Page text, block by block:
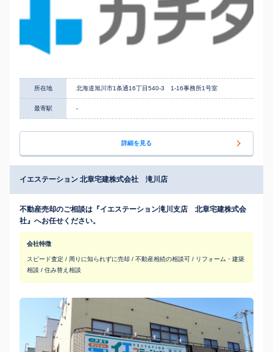
所在地 北海道旭川市1条通16丁目540-3 1-16事務所1号室
最寄駅 -
詳細を見る
イエステーション 北章宅建株式会社 滝川店
不動産売却のご相談は『イエステーション滝川支店 北章宅建株式会
社』へお任せください。
会社特徴
スピード査定 / 周りに知られずに売却 / 不動産相続の相談可 / リフォーム・建築
相談 / 住み替え相談